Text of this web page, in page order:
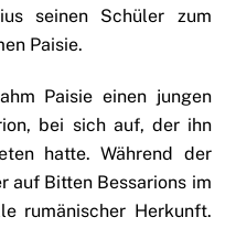
seinen Schüler zum
Paisie.
Paisie einen jungen
bei sich auf, der ihn
hatte. Während der
auf Bitten Bessarions im
rumänischer Herkunft.